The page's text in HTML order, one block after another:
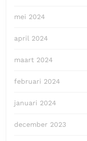
mei 2024
april 2024
maart 2024
februari 2024
januari 2024
december 2023